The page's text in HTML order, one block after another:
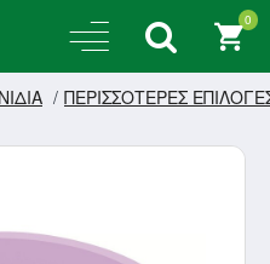
0
ΠΕΡΙΣΣΟΤΕΡΕΣ